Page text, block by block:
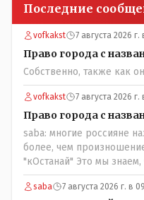
Последние
vofkakst 7 августа 2026 г.
Право города с
Собственно, также как
vofkakst 7 августа 2026 г.
Право города с
saba: многие россияне
более, чем
"кОстанай" Это мы знаем,
saba 7 августа 2026 г. в